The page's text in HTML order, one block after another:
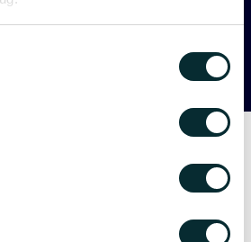
Warschau,
hilft mehreren hundert Patienten